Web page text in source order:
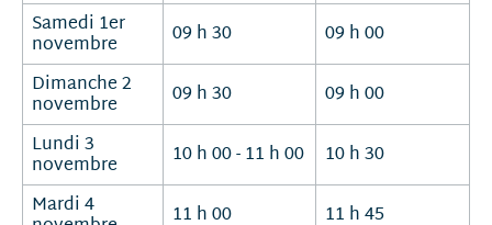
Samedi 1er
novembre 09 h 30
09 h 00
Dimanche 2
novembre 09 h 30
09 h 00
Lundi 3
novembre 10 h 00 - 11 h 00
10 h 30
Mardi 4
11 h 00 11 h 45